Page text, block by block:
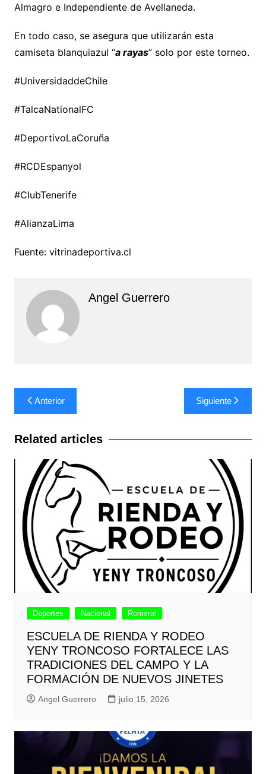
Almagro e Independiente de Avellaneda.
En todo caso, se asegura que utilizarán esta
camiseta blanquiazul “a rayas” solo por este torneo.
#UniversidaddeChile
#TalcaNationalFC
#DeportivoLaCoruña
#RCDEspanyol
#ClubTenerife
#AlianzaLima
Fuente: vitrinadeportiva.cl
Angel Guerrero
Navegación
de
entradas
Anterior Siguiente
Related articles
Deportes Nacional Romeral
ESCUELA DE RIENDA Y RODEO
YENY TRONCOSO FORTALECE LAS
TRADICIONES DEL CAMPO Y LA
FORMACIÓN DE NUEVOS JINETES
Angel Guerrero julio 15, 2026